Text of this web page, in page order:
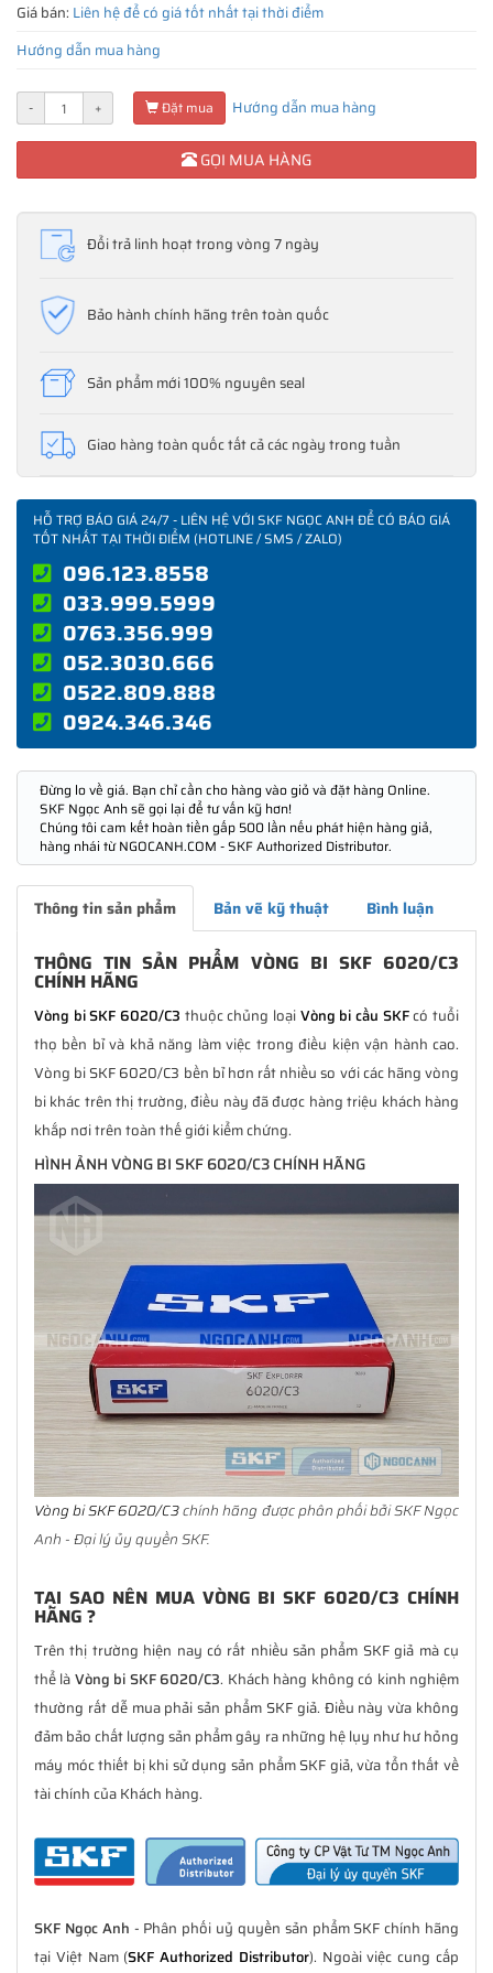
Giá bán: Liên hệ để có giá tốt nhất tại thời điểm
Hướng dẫn mua hàng
- + Đặt mua Hướng dẫn mua hàng
GỌI MUA HÀNG
Đổi trả linh hoạt trong vòng 7 ngày
Bảo hành chính hãng trên toàn quốc
Sản phẩm mới 100% nguyên seal
Giao hàng toàn quốc tất cả các ngày trong tuần
HỖ TRỢ BÁO GIÁ 24/7 - LIÊN HỆ VỚI SKF NGỌC ANH ĐỂ CÓ BÁO GIÁ
TỐT NHẤT TẠI THỜI ĐIỂM (HOTLINE / SMS / ZALO)
096.123.8558
033.999.5999
0763.356.999
052.3030.666
0522.809.888
0924.346.346
Đừng lo về giá. Bạn chỉ cần cho hàng vào giỏ và đặt hàng Online.
SKF Ngọc Anh sẽ gọi lại để tư vấn kỹ hơn!
Chúng tôi cam kết hoàn tiền gấp 500 lần nếu phát hiện hàng giả,
hàng nhái từ NGOCANH.COM - SKF Authorized Distributor.
Thông tin sản phẩm Bản vẽ kỹ thuật Bình luận
THÔNG TIN SẢN PHẨM VÒNG BI SKF 6020/C3
CHÍNH HÃNG
Vòng bi SKF 6020/C3 thuộc chủng loạiVòng bi cầu SKFcó tuổi
thọ bền bỉ và khả năng làm việc trong điều kiện vận hành cao.
Vòng bi SKF 6020/C3 bền bỉ hơn rất nhiều so với các hãng vòng
bi khác trên thị trường, điều này đã được hàng triệu khách hàng
khắp nơi trên toàn thế giới kiểm chứng.
HÌNH ẢNH VÒNG BI SKF 6020/C3 CHÍNH HÃNG
Vòng bi SKF 6020/C3chính hãng được phân phối bởi SKF Ngọc
Anh - Đại lý ủy quyền SKF.
TẠI SAO NÊN MUA VÒNG BI SKF 6020/C3 CHÍNH
HÃNG ?
Trên thị trường hiện nay có rất nhiều sản phẩm SKF giả mà cụ
thể làVòng bi SKF 6020/C3. Khách hàng không có kinh nghiệm
thường rất dễ mua phải sản phẩm SKF giả. Điều này vừa không
đảm bảo chất lượng sản phẩm gây ra những hệ lụy như hư hỏng
máy móc thiết bị khi sử dụng sản phẩm SKF giả, vừa tổn thất về
tài chính của Khách hàng.
SKF Ngọc Anh - Phân phối uỷ quyền sản phẩm SKF chính hãng
tại Việt Nam (SKF Authorized Distributor). Ngoài việc cung cấp